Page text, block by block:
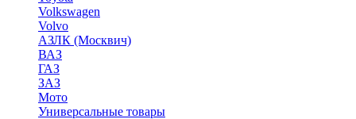
Volkswagen
Volvo
АЗЛК (Москвич)
ВАЗ
ГАЗ
ЗАЗ
Мото
Универсальные товары